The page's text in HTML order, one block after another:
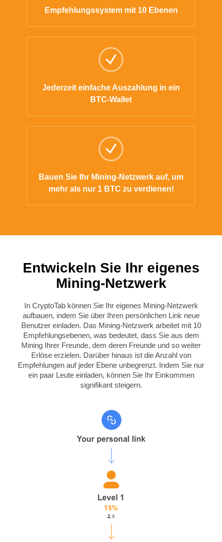
Empfehlungssystem mit 10 Ebenen
Jederzeit einfache Auszahlung in ein
BTC-Wallet
Bauen Sie Ihr Mining-Netzwerk auf, um
mehr als nur 1 BTC zu verdienen!
Entwickeln Sie Ihr eigenes
Mining-Netzwerk
In CryptoTab können Sie Ihr eigenes Mining-Netzwerk
aufbauen, indem Sie über Ihren persönlichen Link neue
Benutzer einladen. Das Mining-Netzwerk arbeitet mit 10
Empfehlungsebenen, was bedeutet, dass Sie aus dem
Mining Ihrer Freunde, dem deren Freunde und so weiter
Erlöse erzielen. Darüber hinaus ist die Anzahl von
Empfehlungen auf jeder Ebene unbegrenzt. Indem Sie nur
ein paar Leute einladen, können Sie Ihr Einkommen
signifikant steigern.